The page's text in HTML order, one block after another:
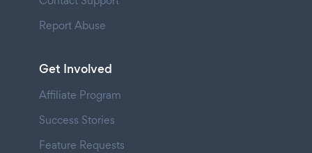
Report Abuse
Get Involved
Affiliate Program
Success Stories
Feature Requests